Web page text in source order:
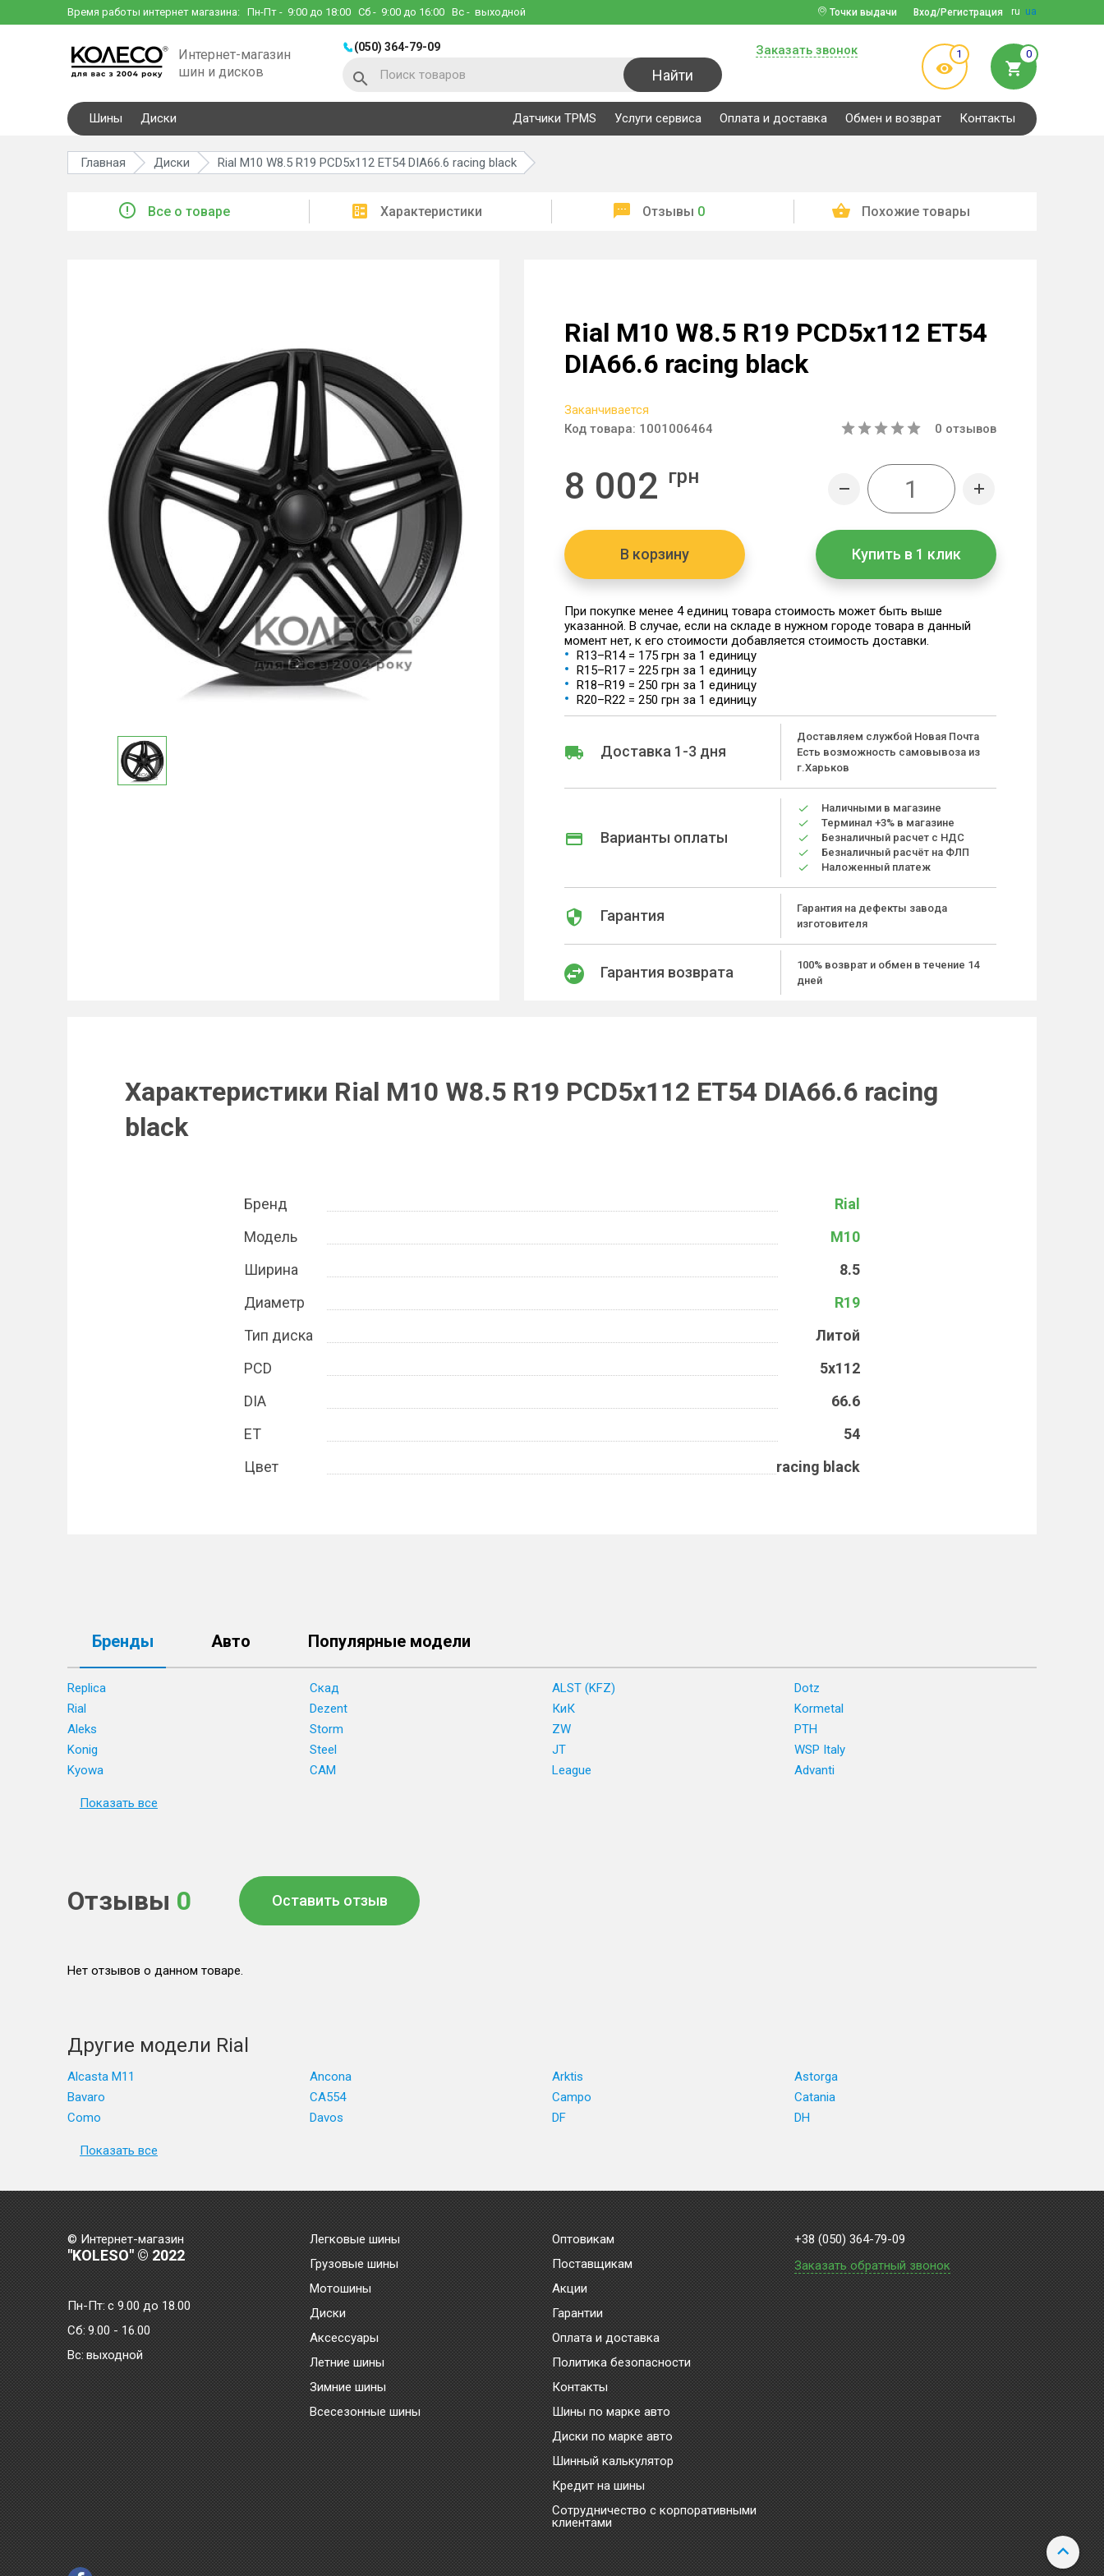
Время работы интернет магазина: Пн-Пт - 9:00 до 18:00 Сб - 9:00 до 16:00 Вс - выходной ru ua
Вход/Регистрация
Точки выдачи
Интернет-магазин
шин и дисков
(050) 364-79-09
Найти
Заказать звонок 1 0
Шины Диски Датчики TPMS Услуги сервиса Оплата и доставка Обмен и возврат Контакты
Главная Диски Rial M10 W8.5 R19 PCD5x112 ET54 DIA66.6 racing black
Все о товаре Характеристики Отзывы 0 Похожие товары
Rial M10 W8.5 R19 PCD5x112 ET54
DIA66.6 racing black
Заканчивается
Код товара: 1001006464 0 отзывов
8 002 грн
В корзину Купить в 1 клик
При покупке менее 4 единиц товара стоимость может быть выше
указанной. В случае, если на складе в нужном городе товара в данный
момент нет, к его стоимости добавляется стоимость доставки.
R13–R14 = 175 грн за 1 единицу
R15–R17 = 225 грн за 1 единицу
R18–R19 = 250 грн за 1 единицу
R20–R22 = 250 грн за 1 единицу
Доставка 1-3 дня
Доставляем службой Новая Почта
Есть возможность самовывоза из
г.Харьков
Варианты оплаты
Наличными в магазине
Терминал +3% в магазине
Безналичный расчет с НДС
Безналичный расчёт на ФЛП
Наложенный платеж
Гарантия
Гарантия на дефекты завода
изготовителя
Гарантия возврата
100% возврат и обмен в течение 14
дней
Характеристики Rial M10 W8.5 R19 PCD5x112 ET54 DIA66.6 racing
black
Бренд
Rial
Модель
M10
Ширина
8.5
Диаметр
R19
Тип диска
Литой
PCD
5x112
DIA
66.6
ET
54
Цвет
racing black
Бренды Авто Популярные модели
Replica Скад ALST (KFZ)
Dotz
Rial
Dezent КиК
Kormetal
Aleks
Storm ZW
PTH
Konig
Steel JT
WSP Italy
Kyowa
CAM League Advanti
Показать все
Отзывы 0 Оставить отзыв
Нет отзывов о данном товаре.
Другие модели Rial
Alcasta M11 Ancona Arktis
Astorga
Bavaro
CA554 Campo
Catania
Como
Davos DF DH
Показать все
© Интернет-магазин
"KOLESO" © 2022
Пн-Пт:с 9.00 до 18.00
Сб: 9.00 - 16.00
Bc: выходной
Легковые шины
Грузовые шины
Мотошины
Диски
Аксессуары
Летние шины
Зимние шины
Всесезонные шины
Оптовикам
Поставщикам
Акции
Гарантии
Оплата и доставка
Политика безопасности
Контакты
Шины по марке авто
Диски по марке авто
Шинный калькулятор
Кредит на шины
Сотрудничество с корпоративными
клиентами
+38 (050) 364-79-09
Заказать обратный звонок